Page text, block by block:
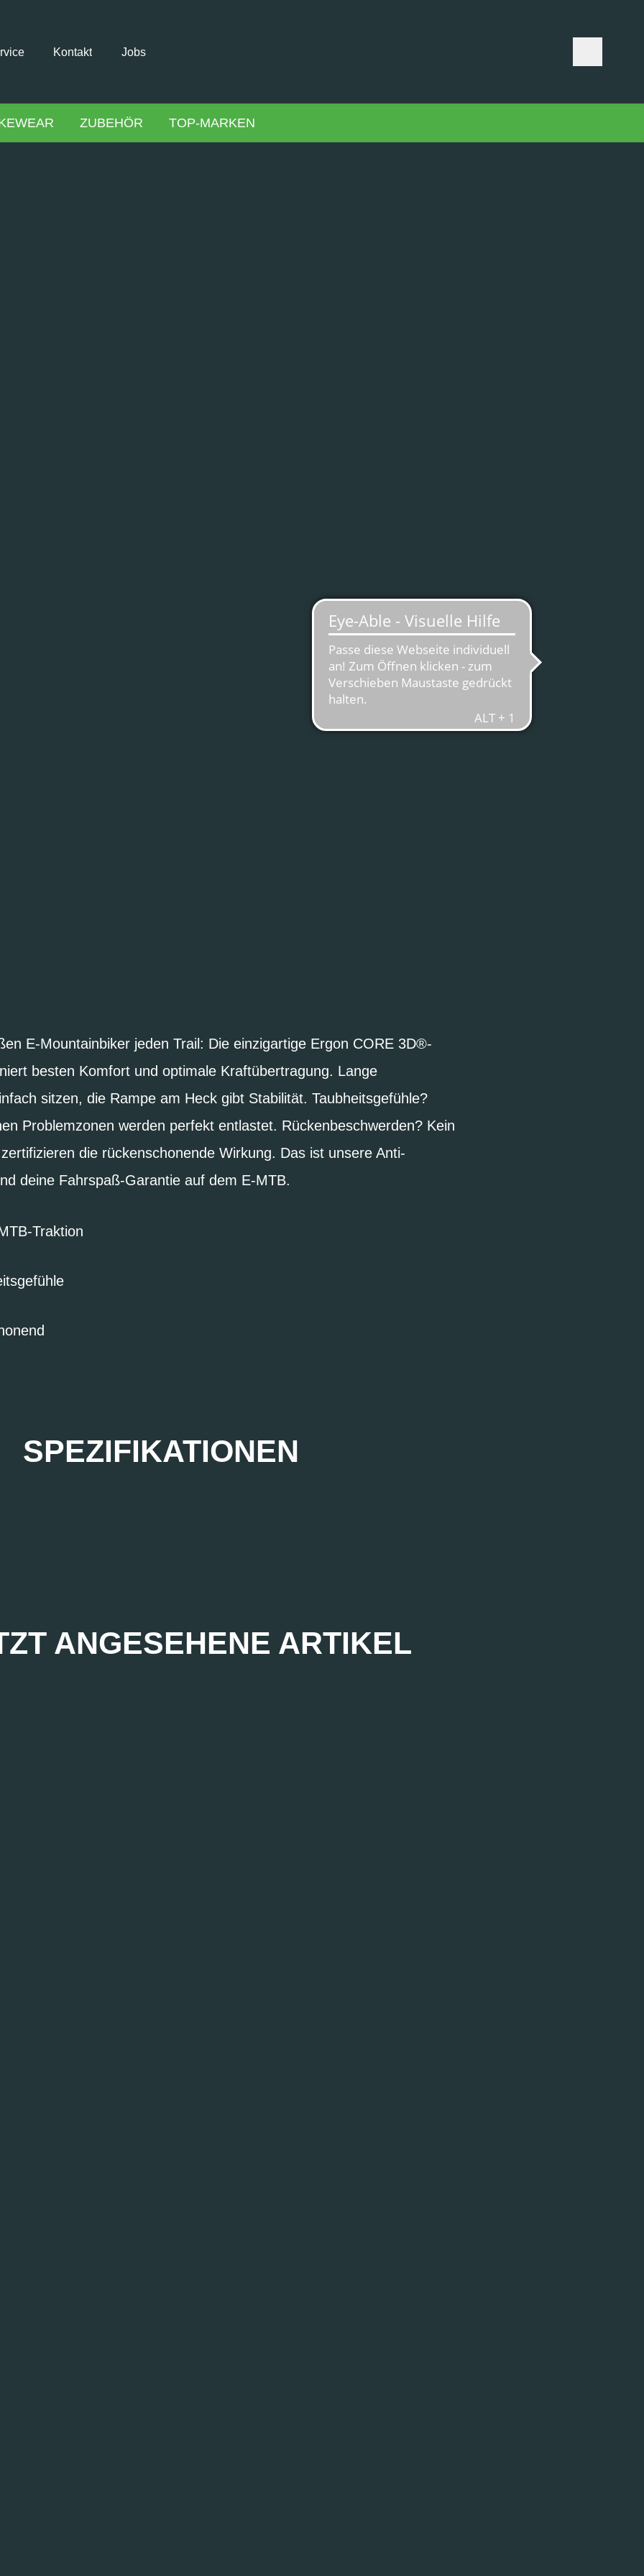
Kontakt Jobs
ZUBEHÖR TOP-MARKEN
E-Mountainbiker jeden Trail: Die einzigartige Ergon CORE 3D®-
besten Komfort und optimale Kraftübertragung. Lange
sitzen, die Rampe am Heck gibt Stabilität. Taubheitsgefühle?
Problemzonen werden perfekt entlastet. Rückenbeschwerden? Kein
die rückenschonende Wirkung. Das ist unsere Anti-
deine Fahrspaß-Garantie auf dem E-MTB.
Traktion
SPEZIFIKATIONEN
ANGESEHENE ARTIKEL